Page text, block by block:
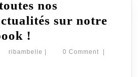
nos
sur notre
!
toutes
ribambelle ribambelle0 Comment